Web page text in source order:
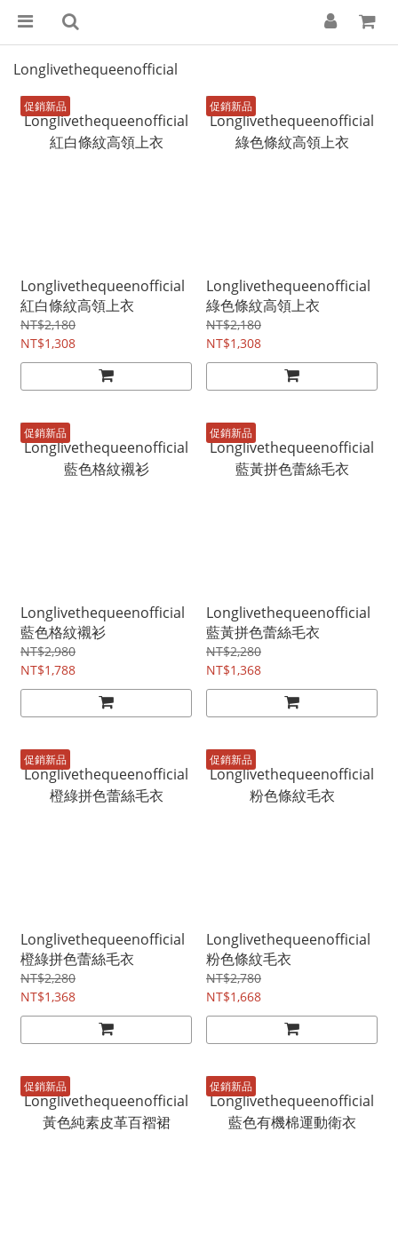
Longlivethequeenofficial
促銷新品
Longlivethequeenofficial
紅白條紋高領上衣
NT$2,180
NT$1,308
促銷新品
Longlivethequeenofficial
綠色條紋高領上衣
NT$2,180
NT$1,308
促銷新品
Longlivethequeenofficial
藍色格紋襯衫
NT$2,980
NT$1,788
促銷新品
Longlivethequeenofficial
藍黃拼色蕾絲毛衣
NT$2,280
NT$1,368
促銷新品
Longlivethequeenofficial
橙綠拼色蕾絲毛衣
NT$2,280
NT$1,368
促銷新品
Longlivethequeenofficial
粉色條紋毛衣
NT$2,780
NT$1,668
促銷新品 促銷新品